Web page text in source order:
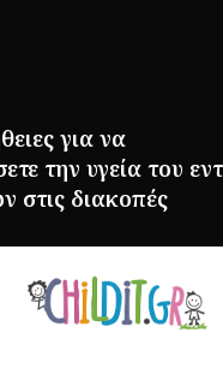
για να
την υγεία του
στις διακοπές